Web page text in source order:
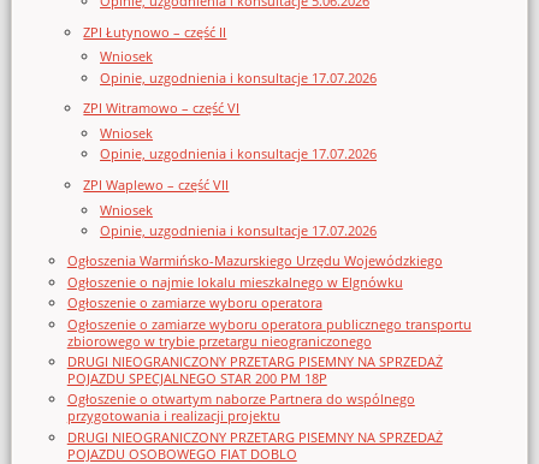
ZPI Łutynowo – część II
Wniosek
Opinie, uzgodnienia i konsultacje 17.07.2026
ZPI Witramowo – część VI
Wniosek
Opinie, uzgodnienia i konsultacje 17.07.2026
ZPI Waplewo – część VII
Wniosek
Opinie, uzgodnienia i konsultacje 17.07.2026
Ogłoszenia Warmińsko-Mazurskiego Urzędu Wojewódzkiego
Ogłoszenie o najmie lokalu mieszkalnego w Elgnówku
Ogłoszenie o zamiarze wyboru operatora
Ogłoszenie o zamiarze wyboru operatora publicznego transportu
zbiorowego w trybie przetargu nieograniczonego
DRUGI NIEOGRANICZONY PRZETARG PISEMNY NA SPRZEDAŻ
POJAZDU SPECJALNEGO STAR 200 PM 18P
Ogłoszenie o otwartym naborze Partnera do wspólnego
przygotowania i realizacji projektu
DRUGI NIEOGRANICZONY PRZETARG PISEMNY NA SPRZEDAŻ
POJAZDU OSOBOWEGO FIAT DOBLO